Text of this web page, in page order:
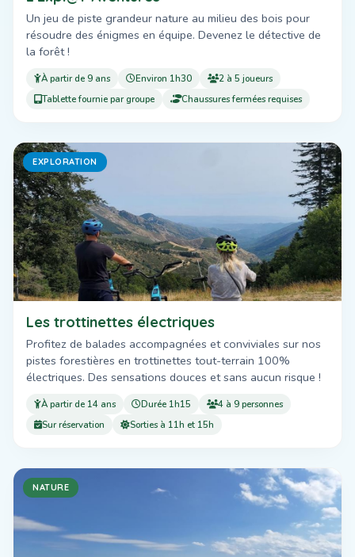
Un jeu de piste grandeur nature au milieu des bois pour
résoudre des énigmes en équipe. Devenez le détective de
la forêt !
À partir de 9 ans Environ 1h30
2 à 5 joueurs
Tablette fournie par groupe
Chaussures fermées requises
EXPLORATION
Les trottinettes électriques
Profitez de balades accompagnées et conviviales sur nos
pistes forestières en trottinettes tout-terrain 100%
électriques. Des sensations douces et sans aucun risque !
À partir de 14 ans Durée 1h15
4 à 9 personnes
Sur réservation
Sorties à 11h et 15h
NATURE